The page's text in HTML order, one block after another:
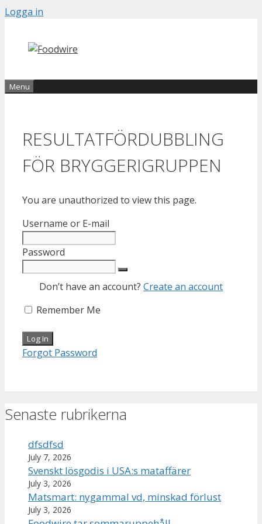
Skip
content
Logga in
Menu
RESULTATFÖRDUBBLING
FÖR BRYGGERIGRUPPEN
You are unauthorized to view this page.
Username or E-mail
Password
Don’t have an account? Create an account
Remember Me
Forgot Password
Senaste rubrikerna
dfsdfsd
July 7, 2026
Svenskt lösgodis i USA:s mataffärer
July 3, 2026
Matsmart: nygammal vd, minskad förlust
July 3, 2026